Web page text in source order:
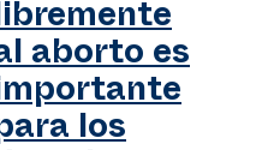
libremente
aborto es
importante
para los